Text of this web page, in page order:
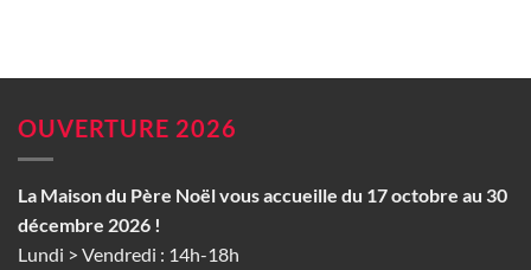
OUVERTURE 2026
La Maison du Père Noël vous accueille du 17 octobre au 30
décembre 2026 !
Lundi > Vendredi : 14h-18h